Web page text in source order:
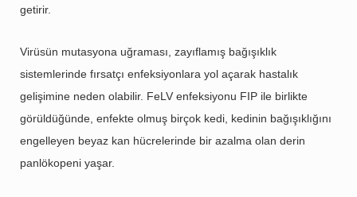
getirir.
Virüsün mutasyona uğraması, zayıflamış bağışıklık
sistemlerinde fırsatçı enfeksiyonlara yol açarak hastalık
gelişimine neden olabilir. FeLV enfeksiyonu FIP ile birlikte
görüldüğünde, enfekte olmuş birçok kedi, kedinin bağışıklığını
engelleyen beyaz kan hücrelerinde bir azalma olan derin
panlökopeni yaşar.